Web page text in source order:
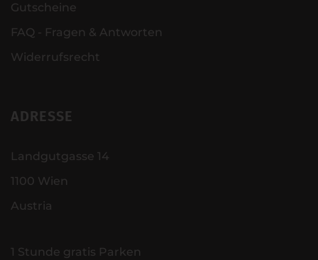
Gutscheine
FAQ - Fragen & Antworten
Widerrufsrecht
ADRESSE
Landgutgasse 14
1100 Wien
Austria
1 Stunde gratis Parken